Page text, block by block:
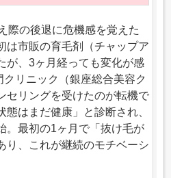
際の後退に危機感を覚えた
は市販の育毛剤（チャップア
が、3ヶ月経っても変化が感
クリニック（銀座総合美容ク
セリングを受けたのが転機で
はまだ健康」と診断され、
。最初の1ヶ月で「抜け毛が
り、これが継続のモチベーシ